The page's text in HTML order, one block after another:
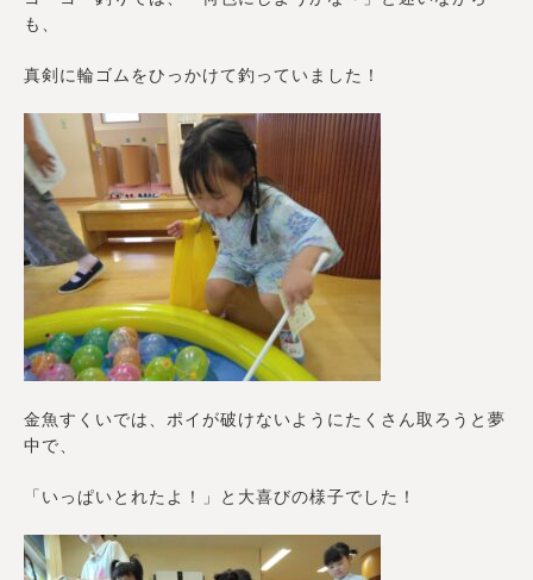
も、
真剣に輪ゴムをひっかけて釣っていました！
金魚すくいでは、ポイが破けないようにたくさん取ろうと夢
中で、
「いっぱいとれたよ！」と大喜びの様子でした！